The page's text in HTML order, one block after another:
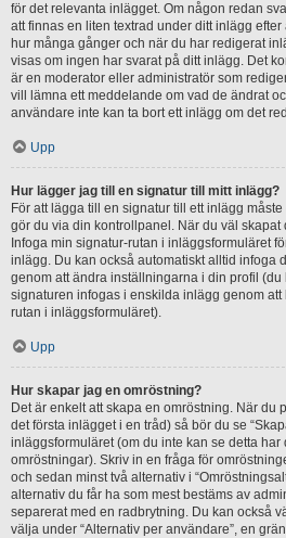
för det relevanta inlägget. Om någon redan
att finnas en liten textrad under ditt inlägg
hur många gånger och när du har redigerat
visas om ingen har svarat på ditt inlägg. Det
är en moderator eller administratör som
vill lämna ett meddelande om vad de ändrat
användare inte kan ta bort ett inlägg om det
Upp
Hur lägger jag till en signatur till mitt inlägg?
För att lägga till en signatur till ett inlägg
gör du via din kontrollpanel. När du väl skapat
Infoga min signatur-rutan i inläggsformuläret
inlägg. Du kan också automatiskt alltid infoga
genom att ändra inställningarna i din profil
signaturen infogas i enskilda inlägg genom
rutan i inläggsformuläret).
Upp
Hur skapar jag en omröstning?
Det är enkelt att skapa en omröstning. När du
det första inlägget i en tråd) så bör du se
inläggsformuläret (om du inte kan se detta
omröstningar). Skriv in en fråga för
och sedan minst två alternativ i
alternativ du får ha som mest bestäms av
separerat med en radbrytning. Du kan också
välja under “Alternativ per användare”, en